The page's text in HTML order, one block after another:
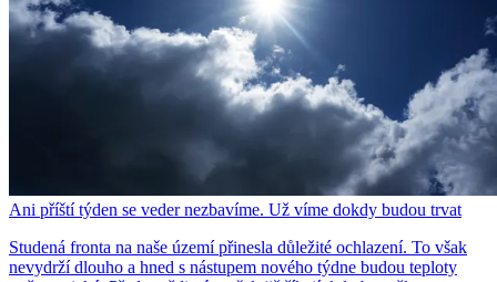
Ani příští týden se veder nezbavíme. Už víme dokdy budou trvat
Studená fronta na naše území přinesla důležité ochlazení. To však
nevydrží dlouho a hned s nástupem nového týdne budou teploty